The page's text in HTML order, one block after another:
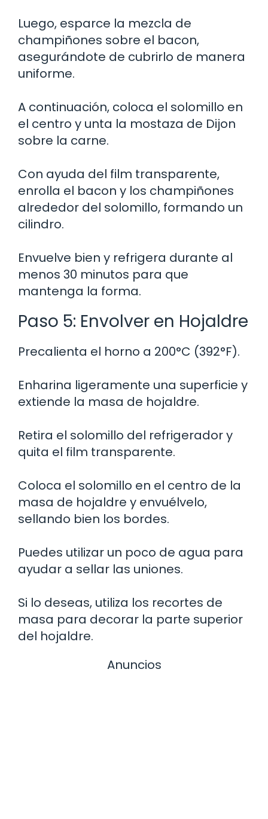
Luego, esparce la mezcla de
champiñones sobre el bacon,
asegurándote de cubrirlo de manera
uniforme.
A continuación, coloca el solomillo en
el centro y unta la mostaza de Dijon
sobre la carne.
Con ayuda del film transparente,
enrolla el bacon y los champiñones
alrededor del solomillo, formando un
cilindro.
Envuelve bien y refrigera durante al
menos 30 minutos para que
mantenga la forma.
Paso 5: Envolver en Hojaldre
Precalienta el horno a 200°C (392°F).
Enharina ligeramente una superficie y
extiende la masa de hojaldre.
Retira el solomillo del refrigerador y
quita el film transparente.
Coloca el solomillo en el centro de la
masa de hojaldre y envuélvelo,
sellando bien los bordes.
Puedes utilizar un poco de agua para
ayudar a sellar las uniones.
Si lo deseas, utiliza los recortes de
masa para decorar la parte superior
del hojaldre.
Anuncios